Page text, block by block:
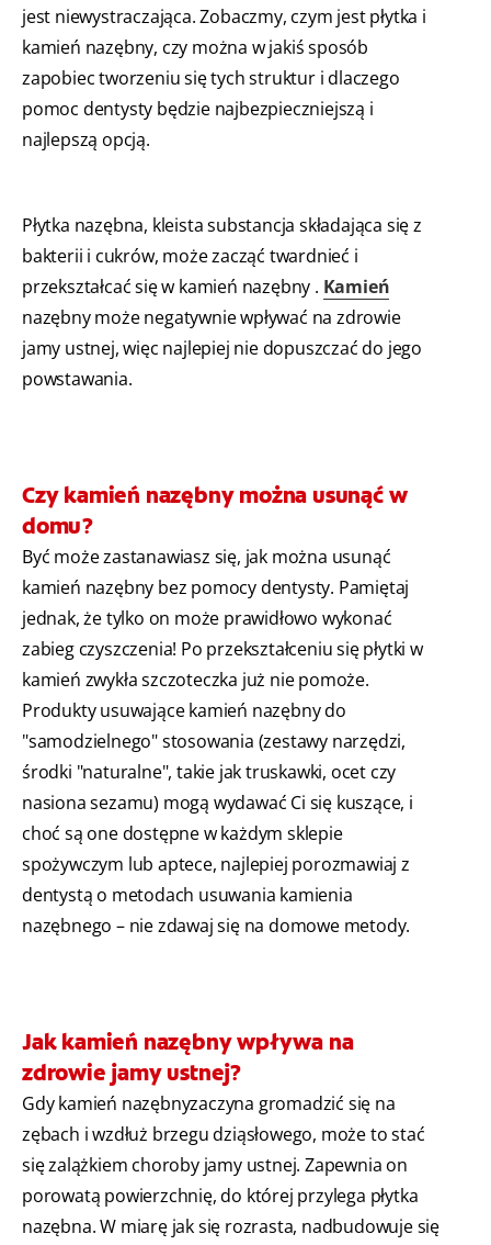
jest niewystraczająca. Zobaczmy, czym jest płytka i
kamień nazębny, czy można w jakiś sposób
zapobiec tworzeniu się tych struktur i dlaczego
pomoc dentysty będzie najbezpieczniejszą i
najlepszą opcją.
Płytka nazębna, kleista substancja składająca się z
bakterii i cukrów, może zacząć twardnieć i
przekształcać się w kamień nazębny . Kamień
nazębny może negatywnie wpływać na zdrowie
jamy ustnej, więc najlepiej nie dopuszczać do jego
powstawania.
Czy kamień nazębny można usunąć w
domu?
Być może zastanawiasz się, jak można usunąć
kamień nazębny bez pomocy dentysty. Pamiętaj
jednak, że tylko on może prawidłowo wykonać
zabieg czyszczenia! Po przekształceniu się płytki w
kamień zwykła szczoteczka już nie pomoże.
Produkty usuwające kamień nazębny do
"samodzielnego" stosowania (zestawy narzędzi,
środki "naturalne", takie jak truskawki, ocet czy
nasiona sezamu) mogą wydawać Ci się kuszące, i
choć są one dostępne w każdym sklepie
spożywczym lub aptece, najlepiej porozmawiaj z
dentystą o metodach usuwania kamienia
nazębnego – nie zdawaj się na domowe metody.
Jak kamień nazębny wpływa na
zdrowie jamy ustnej?
Gdy kamień nazębnyzaczyna gromadzić się na
zębach i wzdłuż brzegu dziąsłowego, może to stać
się zalążkiem choroby jamy ustnej. Zapewnia on
porowatą powierzchnię, do której przylega płytka
nazębna. W miarę jak się rozrasta, nadbudowuje się